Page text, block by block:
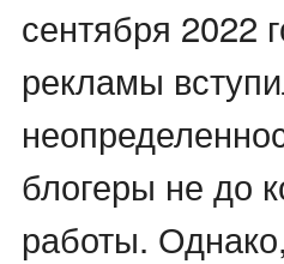
сентября 2022
рекламы
блогеры не до
работы.